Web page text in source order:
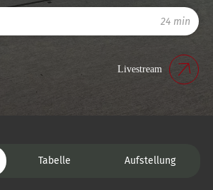
24 min
Livestream
Tabelle Aufstellung